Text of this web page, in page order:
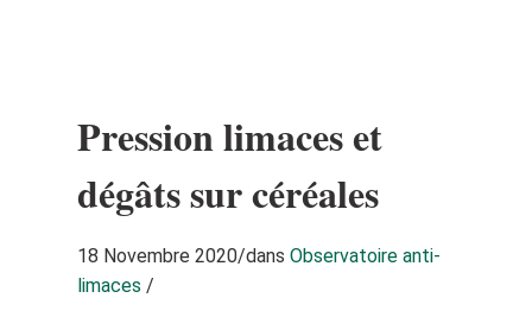
Pression limaces et
dégâts sur céréales
18 Novembre 2020/dans Observatoire anti-
limaces /